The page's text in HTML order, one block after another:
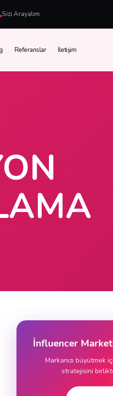
Sizi Arayalım
Referanslar İletişim
İnfluencer
Markanızı büyütmek
stratejisini